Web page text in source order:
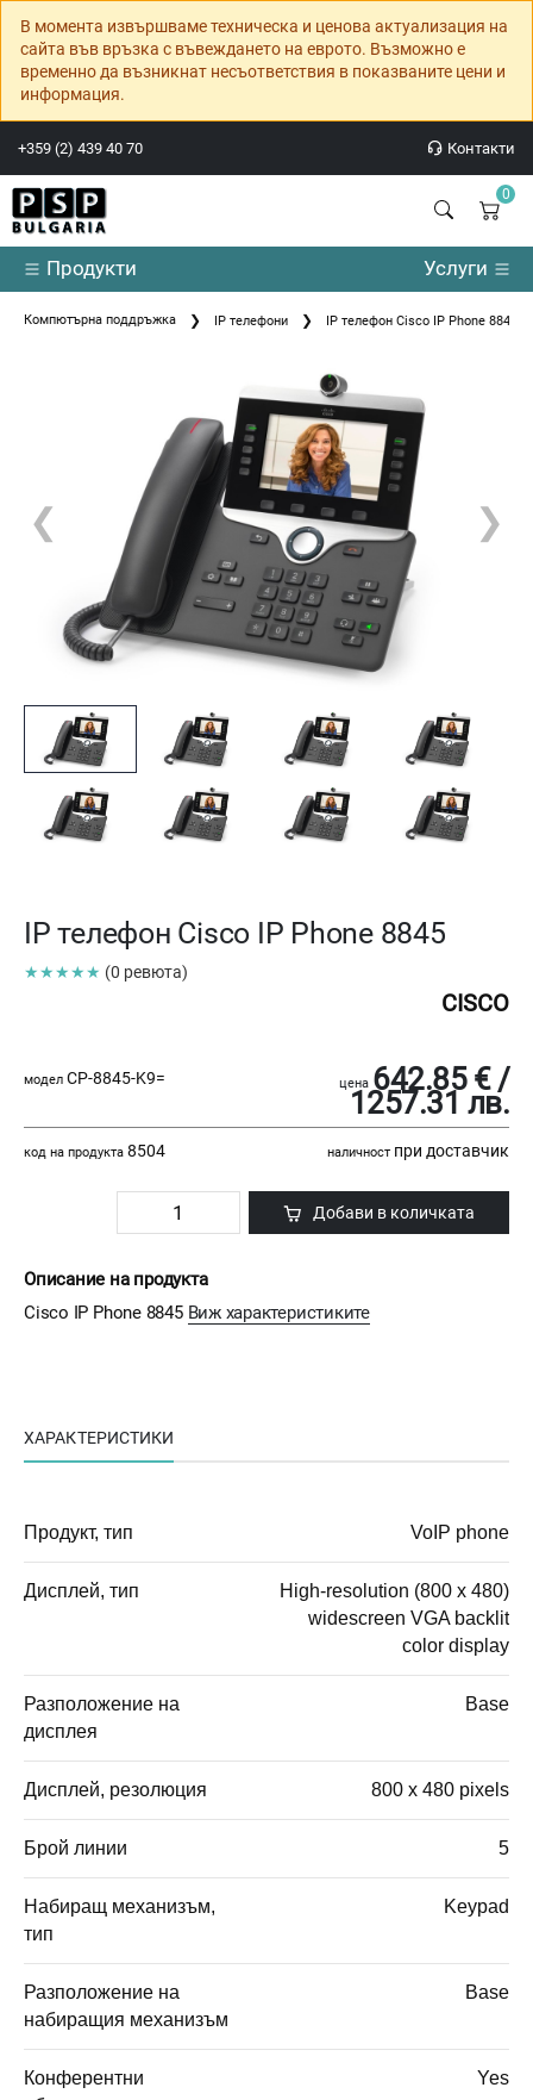
В момента извършваме техническа и ценова актуализация на
сайта във връзка с въвеждането на еврото. Възможно е
временно да възникнат несъответствия в показваните цени и
информация.
+359 (2) 439 40 70 Контакти
0
Продукти Услуги
Компютърна поддръжка IP телефони IP телефон Cisco IP Phone 8845
❮ ❯
IP телефон Cisco IP Phone 8845
★★★★★ (0 ревюта)
CISCO
модел CP-8845-K9= цена 642.85 € /
1257.31 лв.
код на продукта 8504 наличност при доставчик
Добави в количката
Описание на продукта
Cisco IP Phone 8845 Виж характеристиките
ХАРАКТЕРИСТИКИ
Продукт, тип VoIP phone
Дисплей, тип
High-resolution (800 x 480)
widescreen VGA backlit
color display
Разположение на
дисплея
Base
Дисплей, резолюция 800 x 480 pixels
Брой линии 5
Набиращ механизъм,
тип
Keypad
Разположение на
набиращия механизъм
Base
Конферентни
Yes